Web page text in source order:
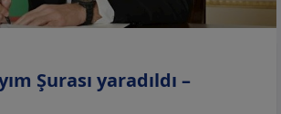
Şurası yaradıldı –